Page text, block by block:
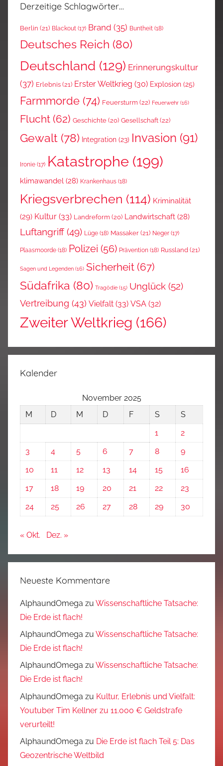
Derzeitige Schlagwörter…
Berlin (21) Blackout (17) Brand (35) Buntheit (18)
Deutsches Reich (80)
Deutschland (129) Erinnerungskultur
(37) Erlebnis (21) Erster Weltkrieg (30) Explosion (25)
Farmmorde (74) Feuersturm (22) Feuerwehr (16)
Flucht (62) Geschichte (20) Gesellschaft(22)
Gewalt (78) Integration (23) Invasion (91)
Ironie (17) Katastrophe (199)
klimawandel (28) Krankenhaus (18)
Kriegsverbrechen (114) Kriminalität
(29) Kultur (33) Landreform (20) Landwirtschaft (28)
Luftangriff (49) Lüge (18) Massaker (21) Neger (17)
Plaasmoorde (18) Polizei (56) Prävention (18) Russland (21)
Sagen und Legenden (16) Sicherheit (67)
Südafrika (80) Tragödie (15) Unglück (52)
Vertreibung (43) Vielfalt (33) VSA (32)
Zweiter Weltkrieg (166)
Kalender
November 2025
M
D M D F S
S
1
2
3
4 5 6 7 8
9
10
11 12 13 14 15
16
17
18 19 20 21 22
23
24
25 26 27 28 29 30
« Okt. Dez. »
Neueste Kommentare
AlphaundOmega zu Wissenschaftliche Tatsache:
Die Erde ist flach!
AlphaundOmega zu Wissenschaftliche Tatsache:
Die Erde ist flach!
AlphaundOmega zu Wissenschaftliche Tatsache:
Die Erde ist flach!
AlphaundOmega zu Kultur, Erlebnis und Vielfalt:
Youtuber Tim Kellner zu 11.000 € Geldstrafe
verurteilt!
AlphaundOmega zu Die Erde ist flach Teil 5: Das
Geozentrische Weltbild